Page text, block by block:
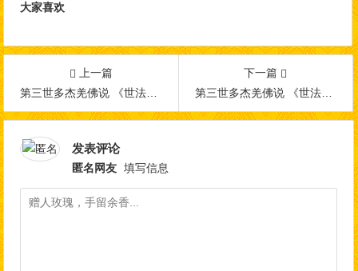
大家喜欢
上一篇
第三世多杰羌佛说 《世法哲言》（六）
下一篇
第三世多杰羌佛说 《世法哲言》（八）
发表评论
匿名网友 填写信息